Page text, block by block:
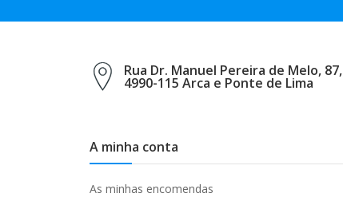
Rua Dr. Manuel Pereira de Melo, 87,
4990-115 Arca e Ponte de Lima
A minha conta
As minhas encomendas